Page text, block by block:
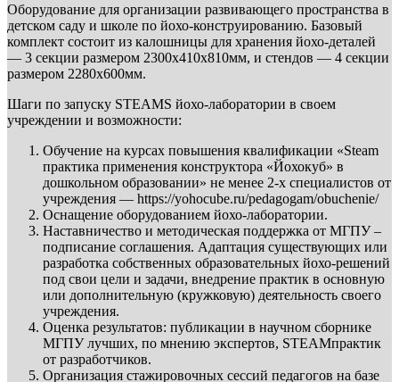
Оборудование для организации развивающего пространства в
детском саду и школе по йохо-конструированию. Базовый
комплект состоит из калошницы для хранения йохо-деталей
— 3 секции размером 2300х410х810мм, и стендов — 4 секции
размером 2280х600мм.
Шаги по запуску STEAMS йохо-лаборатории в своем
учреждении и возможности:
Обучение на курсах повышения квалификации «Steam
практика применения конструктора «Йохокуб» в
дошкольном образовании» не менее 2-х специалистов от
учреждения — https://yohocube.ru/pedagogam/obuchenie/
Оснащение оборудованием йохо-лаборатории.
Наставничество и методическая поддержка от МГПУ –
подписание соглашения. Адаптация существующих или
разработка собственных образовательных йохо-решений
под свои цели и задачи, внедрение практик в основную
или дополнительную (кружковую) деятельность своего
учреждения.
Оценка результатов: публикации в научном сборнике
МГПУ лучших, по мнению экспертов, STEAMпрактик
от разработчиков.
Организация стажировочных сессий педагогов на базе